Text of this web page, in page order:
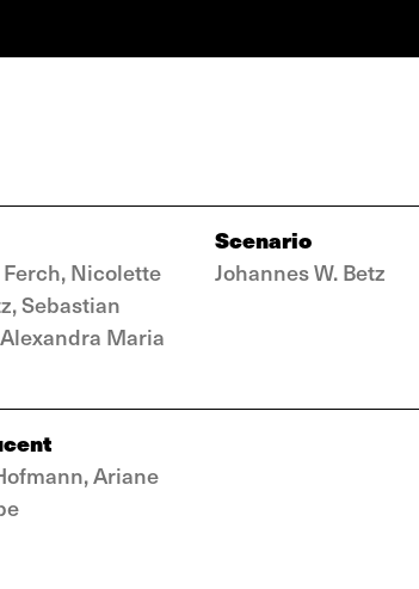
Nicolette
Sebastian
Maria
Scenario
Johannes W. Betz
Ariane